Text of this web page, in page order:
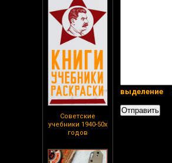
Советские
учебники 1940-50х
годов
выделение